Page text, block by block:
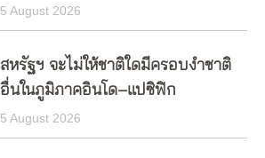
5 August 2026
สหรัฐฯ จะไม่ให้ชาติใดมีครอบงำชาติ
อื่นในภูมิภาคอินโด–แปซิฟิก
5 August 2026